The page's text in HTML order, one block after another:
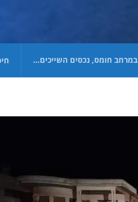
קודס" ולחטיבת האימאם חוסין, כך על פי גורם מודיעיני.